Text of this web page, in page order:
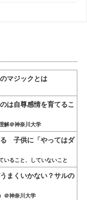
マジックとは
は自尊感情を育てるこ
解＠神奈川大学
子供に「やってはダ
いること、していないこと
まくいかない？サルの
＠神奈川大学